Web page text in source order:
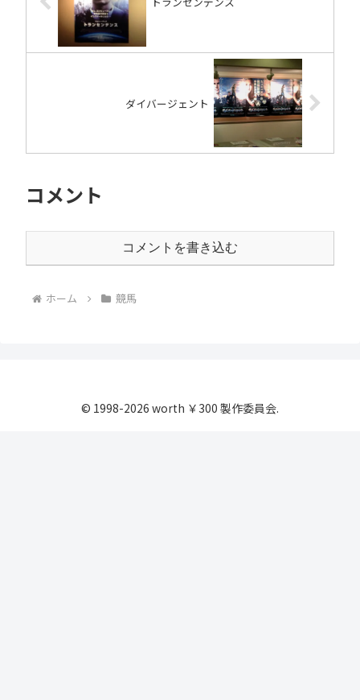
ダイバージェント
コメント
コメントを書き込む
ホーム 競馬
© 1998-2026 worth ￥300 製作委員会.